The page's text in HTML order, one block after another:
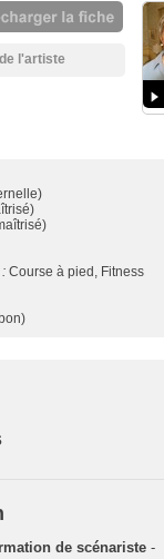
l'artiste
Course à pied, Fitness
de scénariste -